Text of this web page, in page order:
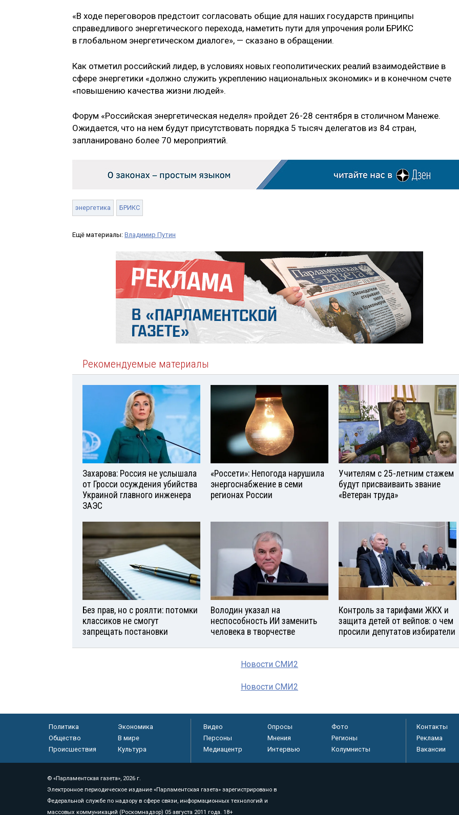
«В ходе переговоров предстоит согласовать общие для наших государств принципы
справедливого энергетического перехода, наметить пути для упрочения роли БРИКС
в глобальном энергетическом диалоге», — сказано в обращении.
Как отметил российский лидер, в условиях новых геополитических реалий взаимодействие в
сфере энергетики «должно служить укреплению национальных экономик» и в конечном счете
«повышению качества жизни людей».
Форум «Российская энергетическая неделя» пройдет 26-28 сентября в столичном Манеже.
Ожидается, что на нем будут присутствовать порядка 5 тысяч делегатов из 84 стран,
запланировано более 70 мероприятий.
энергетика БРИКС
Ещё материалы: Владимир Путин
Рекомендуемые материалы
Захарова: Россия не услышала
от Гросси осуждения убийства
Украиной главного инженера
ЗАЭС
«Россети»: Непогода нарушила
энергоснабжение в семи
регионах России
Учителям с 25-летним стажем
будут присваиваить звание
«Ветеран труда»
Без прав, но с роялти: потомки
классиков не смогут
запрещать постановки
Володин указал на
неспособность ИИ заменить
человека в творчестве
Контроль за тарифами ЖКХ и
защита детей от вейпов: о чем
просили депутатов избиратели
Новости СМИ2
Новости СМИ2
Политика
Экономика
Общество
В мире
Происшествия
Культура
Видео Опросы
Фото
Персоны
Мнения
Регионы
Медиацентр
Интервью Колумнисты
Контакты
Реклама
Вакансии
© «Парламентская газета», 2026 г.
Электронное периодическое издание «Парламентская газета» зарегистрировано в
Федеральной службе по надзору в сфере связи, информационных технологий и
массовых коммуникаций (Роскомнадзор) 05 августа 2011 года. 18+